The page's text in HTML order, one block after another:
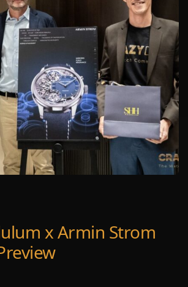
x Armin Strom